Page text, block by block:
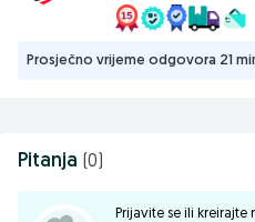
Web: megatechno.ba
Stojimo na raspolaganju za
Prosječno vrijeme odgovora 21
Pitanja (0)
Prijavite se ili kreirajte